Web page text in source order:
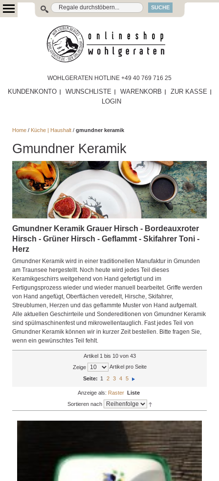
SUCHE
WOHLGERATEN HOTLINE +49 40 769 716 25
KUNDENKONTO WUNSCHLISTE WARENKORB
ZUR KASSE
LOGIN
Home / Küche | Haushalt / gmundner keramik
Gmundner Keramik
Gmundner Keramik Grauer Hirsch - Bordeauxroter
Hirsch - Grüner Hirsch - Geflammt - Skifahrer Toni -
Herz
Gmundner Keramik wird in einer traditionellen Manufaktur in Gmunden
am Traunsee hergestellt. Noch heute wird jedes Teil dieses
Keramikgeschirrs weitgehend von Hand gefertigt und im
Fertigungsprozess wieder und wieder manuell bearbeitet. Griffe werden
von Hand angefügt, Oberflächen veredelt, Hirsche, Skifahrer,
Streublumen, Herzen und das geflammte Muster von Hand aufgemalt.
Alle aktuellen Geschirrteile und Sondereditionen von Gmundner Keramik
sind spülmaschinenfest und mikrowellentauglich. Fast jedes Teil von
Gmundner Keramik können wir in kurzer Zeit bestellen. Bitte fragen Sie,
wenn ein gewünschtes Teil fehlt.
Artikel 1 bis 10 von 43
Zeige
Artikel pro Seite
Seite: 1 2 3 4 5
Anzeige als: Raster Liste
Sortieren nach